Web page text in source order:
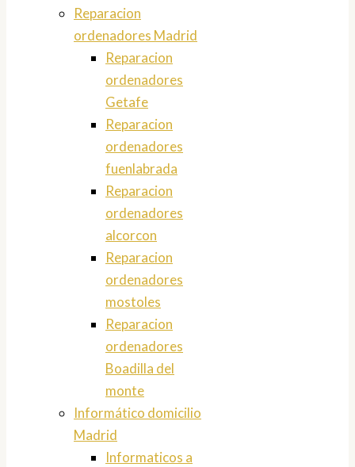
Reparacion
ordenadores Madrid
Reparacion
ordenadores
Getafe
Reparacion
ordenadores
fuenlabrada
Reparacion
ordenadores
alcorcon
Reparacion
ordenadores
mostoles
Reparacion
ordenadores
Boadilla del
monte
Informático domicilio
Madrid
Informaticos a